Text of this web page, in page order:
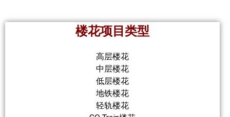
楼花项目类型
高层楼花
中层楼花
低层楼花
地铁楼花
轻轨楼花